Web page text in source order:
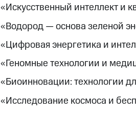
«Искусственный интеллект и
«Водород — основа зеленой
«Цифровая энергетика и
«Геномные технологии и
«Биоинновации: технологии
«Исследование космоса и